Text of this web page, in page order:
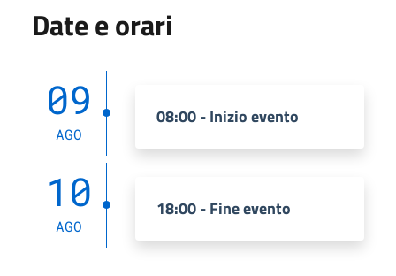
Date e orari
09
AGO
08:00 - Inizio evento
10
AGO
18:00 - Fine evento